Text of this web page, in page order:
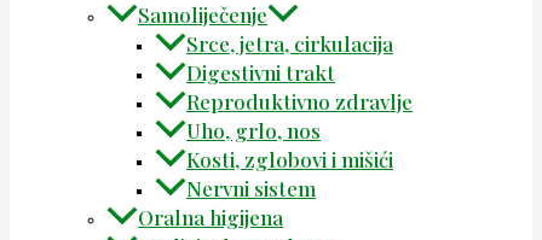
Samoliječenje
Srce, jetra, cirkulacija
Digestivni trakt
Reproduktivno zdravlje
Uho, grlo, nos
Kosti, zglobovi i mišići
Nervni sistem
Oralna higijena